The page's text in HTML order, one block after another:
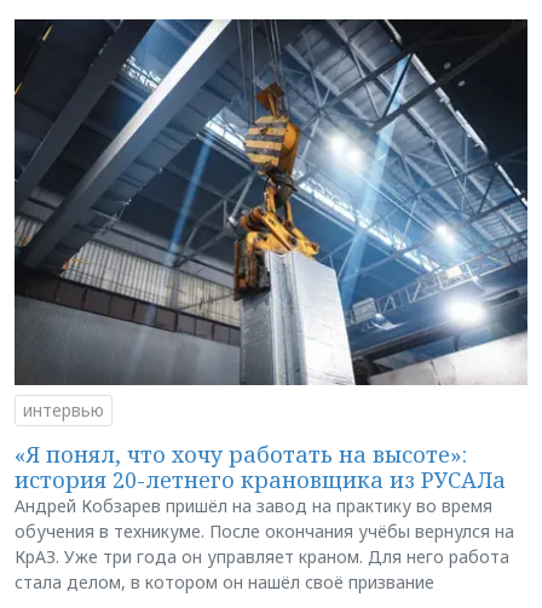
интервью
«Я понял, что хочу работать на высоте»:
история 20-летнего крановщика из РУСАЛа
Андрей Кобзарев пришёл на завод на практику во время
обучения в техникуме. После окончания учёбы вернулся на
КрАЗ. Уже три года он управляет краном. Для него работа
стала делом, в котором он нашёл своё призвание